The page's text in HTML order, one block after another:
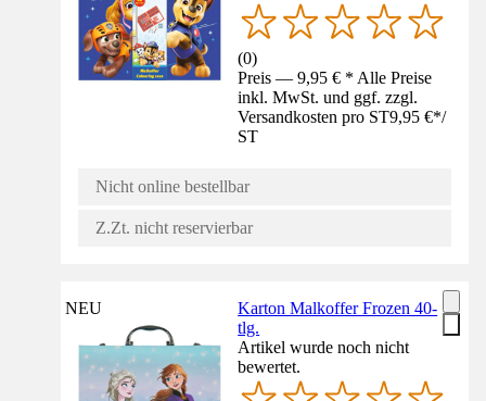
(0)
Preis — 9,95 € * Alle Preise
inkl. MwSt. und ggf. zzgl.
Versandkosten pro ST9,95 €*/
ST
Nicht online bestellbar
Z.Zt. nicht reservierbar
NEU
Karton Malkoffer Frozen 40-
tlg.
Artikel wurde noch nicht
bewertet.